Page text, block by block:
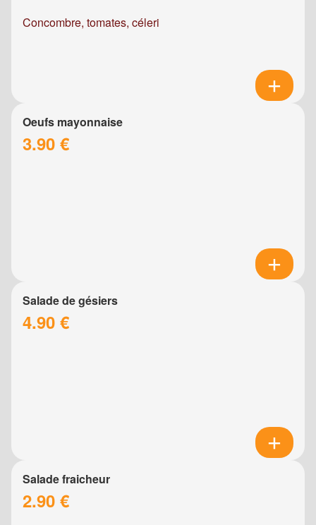
Concombre, tomates, céleri
Oeufs mayonnaise
3.90 €
Salade de gésiers
4.90 €
Salade fraicheur
2.90 €